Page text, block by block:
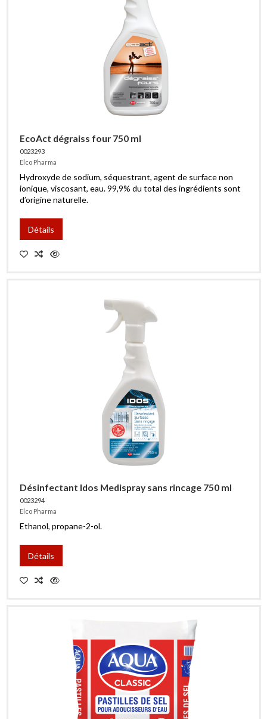
EcoAct dégraiss four 750 ml
0023293
Elco Pharma
Hydroxyde de sodium, séquestrant, agent de surface non
ionique, viscosant, eau. 99,9% du total des ingrédients sont
d’origine naturelle.
Détails
Désinfectant Idos Medispray sans rincage 750 ml
0023294
Elco Pharma
Ethanol, propane-2-ol.
Détails